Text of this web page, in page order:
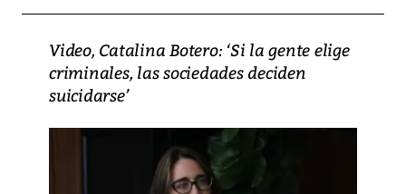
Video, Catalina Botero: ‘Si la gente elige
criminales, las sociedades deciden
suicidarse’